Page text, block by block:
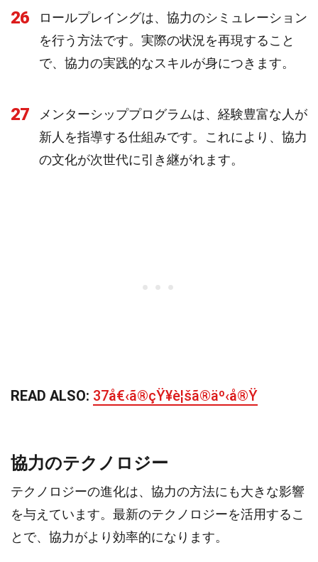
26
ロールプレイングは、協力のシミュレーション
を行う方法です。実際の状況を再現すること
で、協力の実践的なスキルが身につきます。
27
メンターシッププログラムは、経験豊富な人が
新人を指導する仕組みです。これにより、協力
の文化が次世代に引き継がれます。
READ ALSO: 37å€‹ã®çŸ¥è¦šã®äº‹å®Ÿ
協力のテクノロジー
テクノロジーの進化は、協力の方法にも大きな影響
を与えています。最新のテクノロジーを活用するこ
とで、協力がより効率的になります。